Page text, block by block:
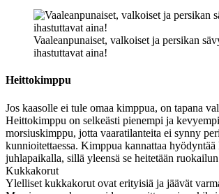
Vaaleanpunaiset, valkoiset ja persikan
ihastuttavat aina!
Heittokimppu
Jos kaasolle ei tule omaa kimppua, on tapana
Heittokimppu on selkeästi pienempi ja
morsiuskimppu, jotta vaaratilanteita ei synny
kunnioitettaessa. Kimppua kannattaa hyödyntää
juhlapaikalla, sillä yleensä se heitetään
Kukkakorut
Ylelliset kukkakorut ovat erityisiä ja jäävät